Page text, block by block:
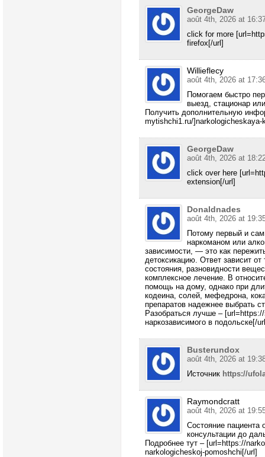
GeorgeDaw
août 4th, 2026 at
click for more
firefox[/url]
Willieflecy
août 4th, 2026 at
Помогаем быстро
выезд, стационар
Получить дополнительную
mytishchi1.ru/
GeorgeDaw
août 4th, 2026 at
click over here
extension[/url]
Donaldnades
août 4th, 2026 at
Потому первый и
наркоманом или
зависимости, — это как
детоксикацию. Ответ зависит
состояния, разновидности
комплексное лечение. В
помощь на дому, однако при
кодеина, солей, мефедрона,
препаратов надежнее выбрать
Разобраться лучше –
наркозависимого в подольске[/
Busterundox
août 4th, 2026 at
Источник https://
Raymondcratt
août 4th, 2026 at
Состояние пациента
консультации до
Подробнее тут – [url=https://
narkologicheskoj-pomoshchi[/url]